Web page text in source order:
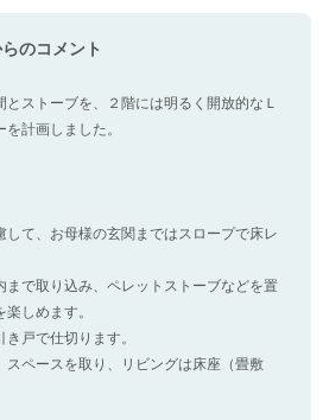
のコメント
とストーブを、２階には明るく開放的なＬ
計画しました。
して、お母様の玄関まではスロープで床レ
まで取り込み、ペレットストーブなどを置
しめます。
戸で仕切ります。
スペースを取り、リビングは床座（畳敷